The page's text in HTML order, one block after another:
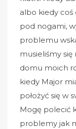
albo kiedy coś
pod nogami,
problemu
musieliśmy
domu moich
kiedy Major
położyć się w
Mogę polecić
problemy jak